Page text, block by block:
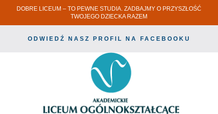
DOBRE LICEUM – TO PEWNE STUDIA. ZADBAJMY O PRZYSZŁOŚĆ
TWOJEGO DZIECKA RAZEM
ODWIEDŹ NASZ PROFIL NA FACEBOOKU